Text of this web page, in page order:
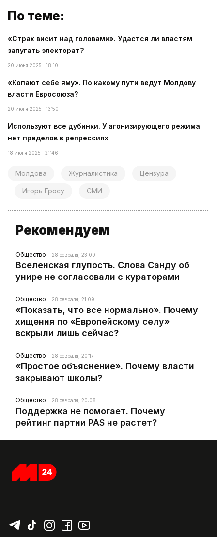
По теме:
«Страх висит над головами». Удастся ли властям
запугать электорат?
20 июня 2025 | 18:10
«Копают себе яму». По какому пути ведут Молдову
власти Евросоюза?
20 июня 2025 | 13:50
Используют все дубинки. У агонизирующего режима
нет пределов в репрессиях
18 июня 2025 | 21:46
Молдова Журналистика Цензура
Игорь Гросу СМИ
Рекомендуем
Общество 28 февраля, 23:00
Вселенская глупость. Слова Санду об
унире не согласовали с кураторами
Общество 28 февраля, 21:09
«Показать, что все нормально». Почему
хищения по «Европейскому селу»
вскрыли лишь сейчас?
Общество 28 февраля, 20:17
«Простое объяснение». Почему власти
закрывают школы?
Общество 28 февраля, 20:08
Поддержка не помогает. Почему
рейтинг партии PAS не растет?